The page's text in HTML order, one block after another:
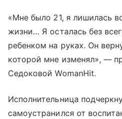
«Мне было 21, я лишилась
жизни… Я осталась без
ребенком на руках. Он
которой мне изменял», —
Седоковой WomanHit.
Исполнительница
самоустранился от